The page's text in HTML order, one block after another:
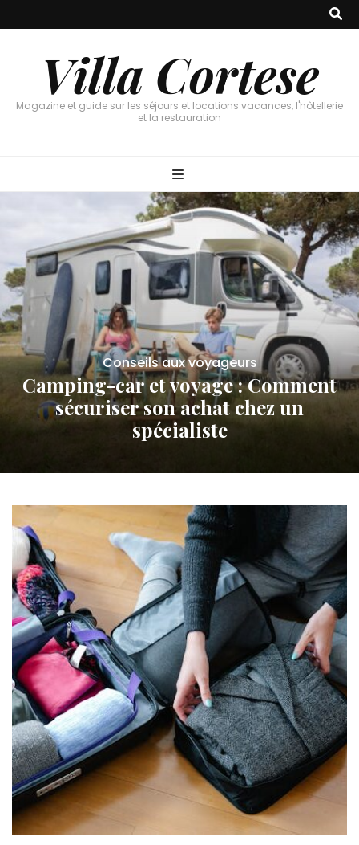
Villa Cortese
Magazine et guide sur les séjours et locations vacances, l'hôtellerie
et la restauration
Conseils aux voyageurs
Camping-car et voyage : Comment
sécuriser son achat chez un
spécialiste